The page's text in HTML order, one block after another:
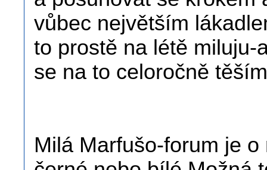
vůbec největším
to prostě na létě
se na to celoročně
Milá Marfušo-forum je